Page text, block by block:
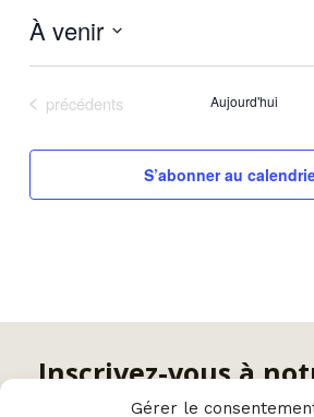
Gérer le
À venir
date.Évènements
précédents Aujourd'hui
S’abonner au
Inscrivez-vous à
newsletter